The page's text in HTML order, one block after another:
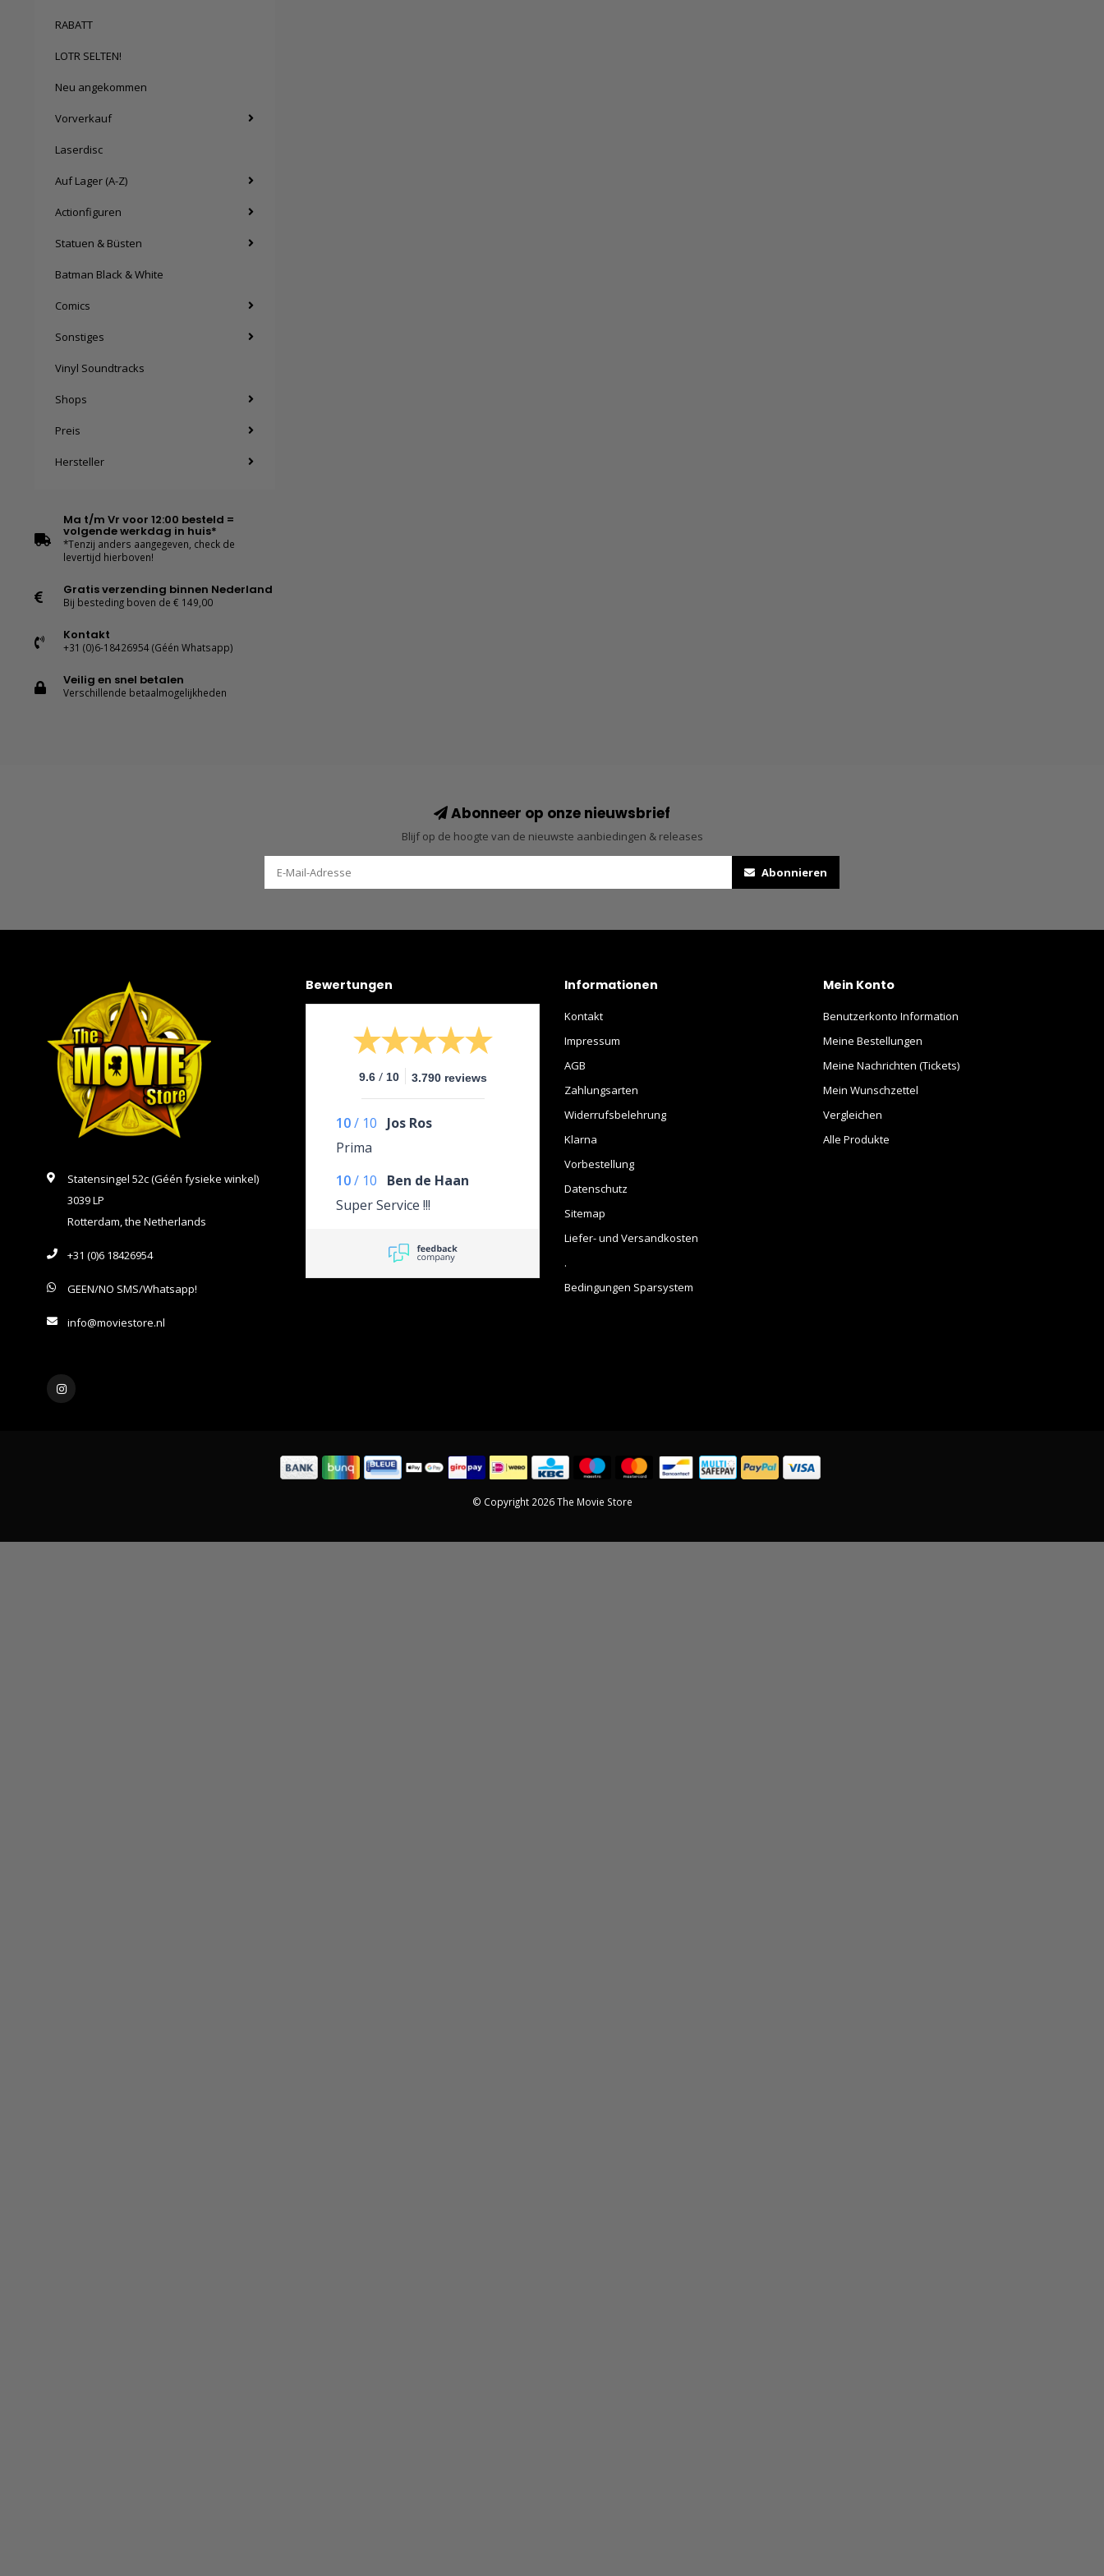
RABATT
LOTR SELTEN!
Neu angekommen
Vorverkauf
Laserdisc
Auf Lager (A-Z)
Actionfiguren
Statuen & Büsten
Batman Black & White
Comics
Sonstiges
Vinyl Soundtracks
Shops
Preis
Hersteller
Ma t/m Vr voor 12:00 besteld =
volgende werkdag in huis*
*Tenzij anders aangegeven, check de
levertijd hierboven!
Gratis verzending binnen Nederland
Bij besteding boven de € 149,00
Kontakt
+31 (0)6-18426954 (Géén Whatsapp)
Veilig en snel betalen
Verschillende betaalmogelijkheden
Abonneer op onze nieuwsbrief
Blijf op de hoogte van de nieuwste aanbiedingen & releases
Abonnieren
Statensingel 52c (Géén fysieke winkel)
3039 LP
Rotterdam, the Netherlands
+31 (0)6 18426954
GEEN/NO SMS/Whatsapp!
info@moviestore.nl
Bewertungen
9.6 / 10 3.790 reviews
10 / 10
Jos Ros
Prima
10 / 10
Ben de Haan
Super Service !!!
Informationen
Kontakt
Impressum
AGB
Zahlungsarten
Widerrufsbelehrung
Klarna
Vorbestellung
Datenschutz
Sitemap
Liefer- und Versandkosten
.
Bedingungen Sparsystem
Mein Konto
Benutzerkonto Information
Meine Bestellungen
Meine Nachrichten (Tickets)
Mein Wunschzettel
Vergleichen
Alle Produkte
© Copyright 2026 The Movie Store